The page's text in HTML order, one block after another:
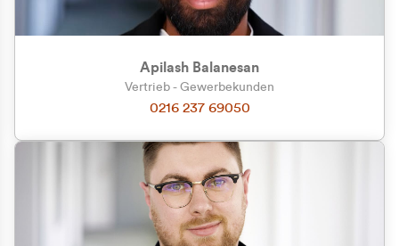
Zu welcher Kundengruppe
gehören Sie?
Privatkunde (inkl. MwSt.)
Geschäftskunde (exkl. MwSt.)
Apilash Balanesan
Vertrieb - Gewerbekunden
0216 237 69050